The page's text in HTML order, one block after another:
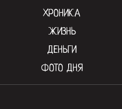
ХРОНИКА
ЖИЗНЬ
ДЕНЬГИ
ФОТО ДНЯ